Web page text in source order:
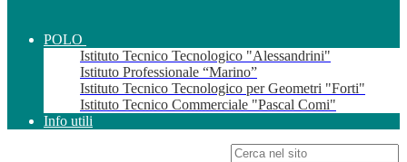
POLO
Istituto Tecnico Tecnologico "Alessandrini"
Istituto Professionale “Marino”
Istituto Tecnico Tecnologico per Geometri "Forti"
Istituto Tecnico Commerciale "Pascal Comi"
Info utili